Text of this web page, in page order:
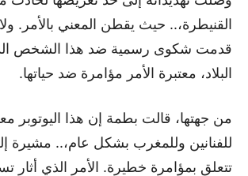
القنيطرة،.. حيث يقطن المعني بالأمر.
قدمت شكوى رسمية ضد هذا الشخص
البلاد، معتبرة الأمر مؤامرة ضد حياتها.
من جهتها، قالت بطمة إن هذا اليوتوبر
للفنانين وللمغرب بشكل عام،.. مشيرة
تتعلق بمؤامرة خطيرة. الأمر الذي أثار